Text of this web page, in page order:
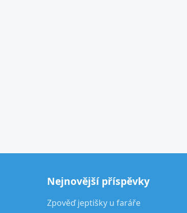
Nejnovější příspěvky
Zpověď jeptišky u faráře